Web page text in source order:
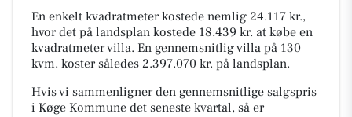
En enkelt kvadratmeter kostede nemlig 24.117 kr.,
hvor det på landsplan kostede 18.439 kr. at købe en
kvadratmeter villa. En gennemsnitlig villa på 130
kvm. koster således 2.397.070 kr. på landsplan.
Hvis vi sammenligner den gennemsnitlige salgspris
i Køge Kommune det seneste kvartal, så er